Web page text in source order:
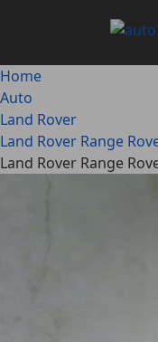
principale
Home
Auto
Land Rover
Land Rover Range
Land Rover Range